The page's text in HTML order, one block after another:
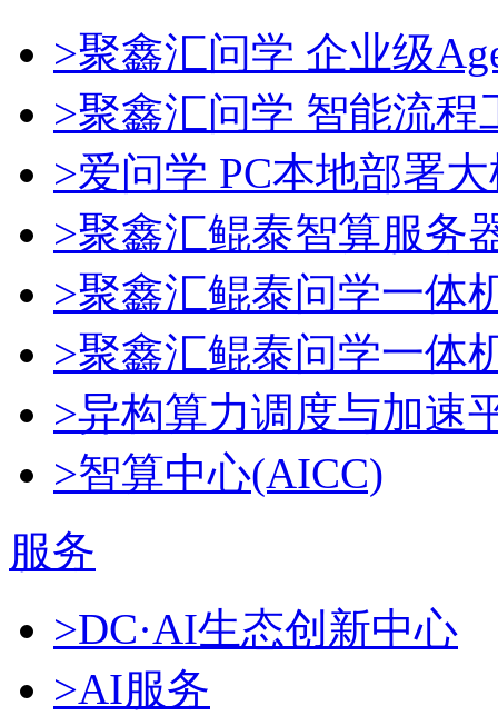
>聚鑫汇问学 企业级
>聚鑫汇问学 智能流程
>爱问学 PC本地部署
>聚鑫汇鲲泰智算服务
>聚鑫汇鲲泰问学一体
>聚鑫汇鲲泰问学一体
>异构算力调度与加速
>智算中心(AICC)
服务
>DC·AI生态创新中心
>AI服务